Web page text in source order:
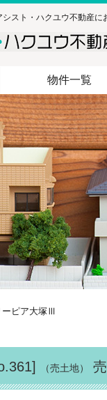
スト・ハクユウ不動産に
物件一覧
ーピア大塚Ⅲ
（売土地）